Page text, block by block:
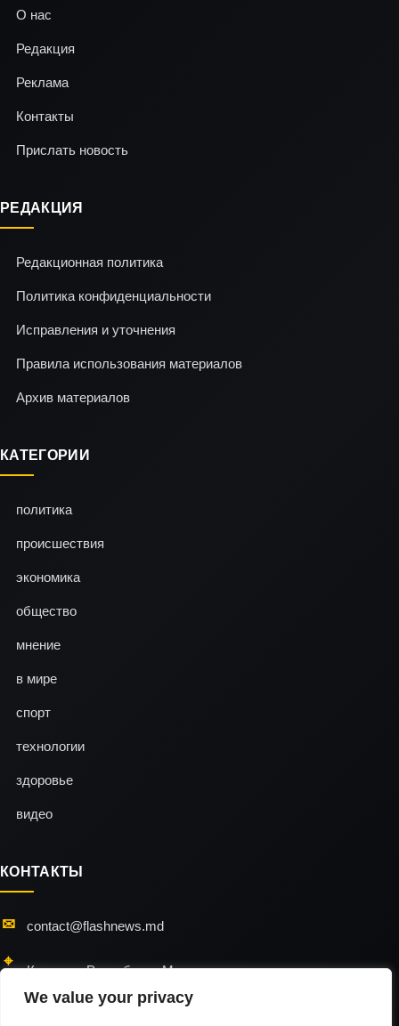
We value your privacy
О нас
Редакция
Реклама
Контакты
Прислать новость
РЕДАКЦИЯ
Редакционная политика
Политика конфиденциальности
Исправления и уточнения
Правила использования материалов
Архив материалов
КАТЕГОРИИ
политика
происшествия
экономика
общество
мнение
в мире
спорт
технологии
здоровье
видео
КОНТАКТЫ
contact@flashnews.md
Кишинэу, Республика Молдова